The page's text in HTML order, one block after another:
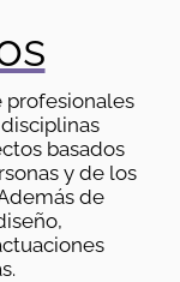
profesionales
basados
y de los
de